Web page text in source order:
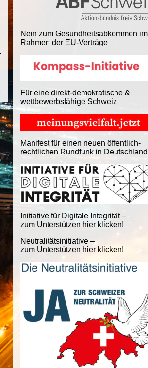
Nein zum Gesundheitsabkommen im
Rahmen der EU-Verträge
Für eine direkt-demokratische &
wettbewerbsfähige Schweiz
Manifest für einen neuen öffentlich-
rechtlichen Rundfunk in Deutschland
Initiative für Digitale Integrität –
zum Unterstützen hier klicken!
Neutralitätsinitiative –
zum Unterstützen hier klicken!